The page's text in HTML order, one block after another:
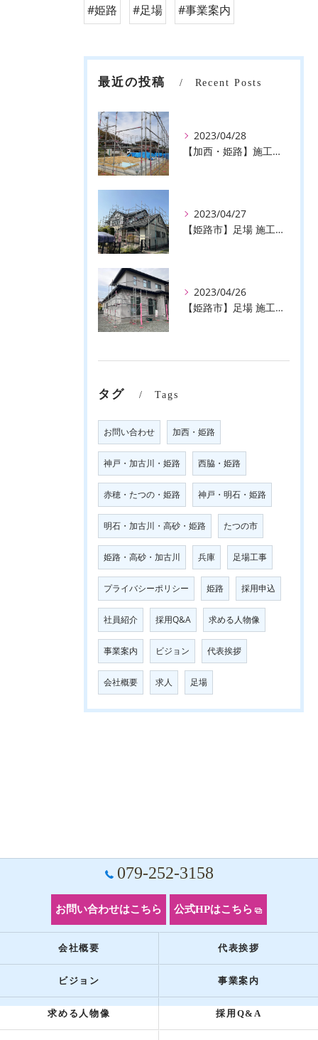
#姫路 #足場 #事業案内
最近の投稿 Recent Posts
2023/04/28
【加西・姫路】施工事例のご紹介♪【株式会社ever】
2023/04/27
【姫路市】足場 施工事例のご紹介♪【株式会社ever】
2023/04/26
【姫路市】足場 施工事例のご紹介♪【株式会社ever】
タグ Tags
お問い合わせ 加西・姫路
神戸・加古川・姫路 西脇・姫路
赤穂・たつの・姫路 神戸・明石・姫路
明石・加古川・高砂・姫路 たつの市
姫路・高砂・加古川 兵庫 足場工事
プライバシーポリシー 姫路 採用申込
社員紹介 採用Q&A 求める人物像
事業案内 ビジョン 代表挨拶
会社概要 求人 足場
079-252-3158
お問い合わせはこちら 公式HPはこちら
会社概要 代表挨拶
ビジョン 事業案内
求める人物像 採用Q&A